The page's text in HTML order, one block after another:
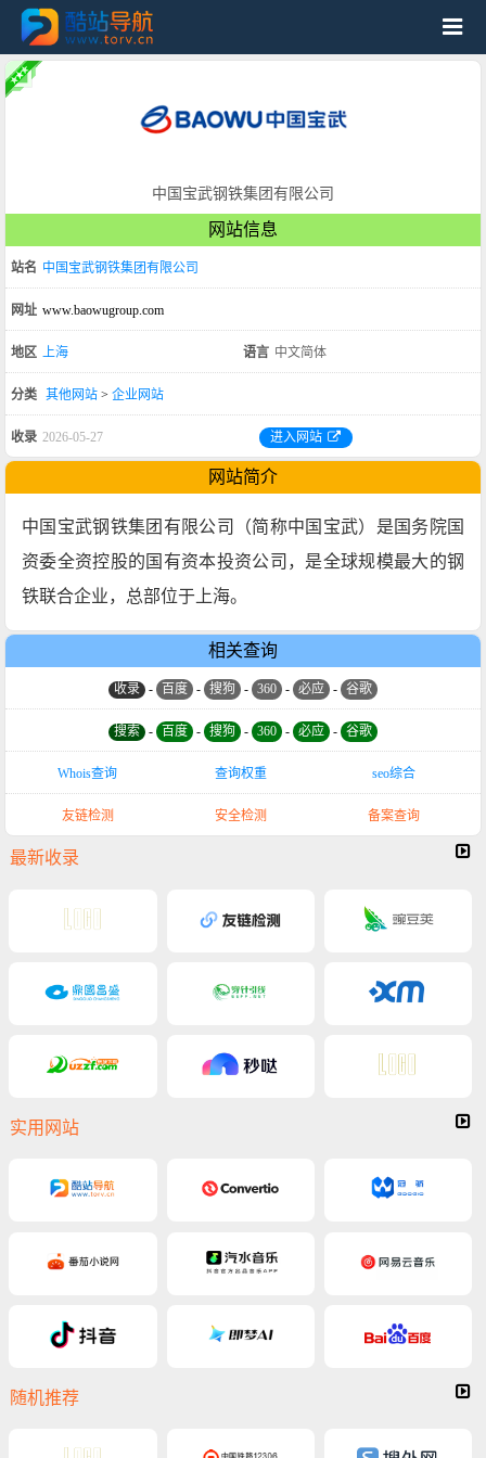
中国宝武钢铁集团有限公司
网站信息
站名 中国宝武钢铁集团有限公司
网址 www.baowugroup.com
地区 上海 语言 中文简体
分类 其他网站 > 企业网站
收录 2026-05-27 进入网站
网站简介
中国宝武钢铁集团有限公司（简称中国宝武）是国务院国
资委全资控股的国有资本投资公司，是全球规模最大的钢
铁联合企业，总部位于上海。
相关查询
收录 - 百度 - 搜狗 - 360 - 必应 - 谷歌
搜索 - 百度 - 搜狗 - 360 - 必应 - 谷歌
Whois查询 查询权重 seo综合
友链检测 安全检测 备案查询
最新收录
实用网站
随机推荐